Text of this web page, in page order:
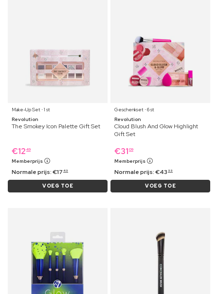
Make-Up Set ⋅ 1 st
Revolution
The Smokey Icon Palette Gift Set
€12 49
Memberprijs
Normale prijs:€17 49
VOEG TOE
Geschenkset ⋅ 6 st
Revolution
Cloud Blush And Glow Highlight
Gift Set
€31 09
Memberprijs
Normale prijs:€43 99
VOEG TOE